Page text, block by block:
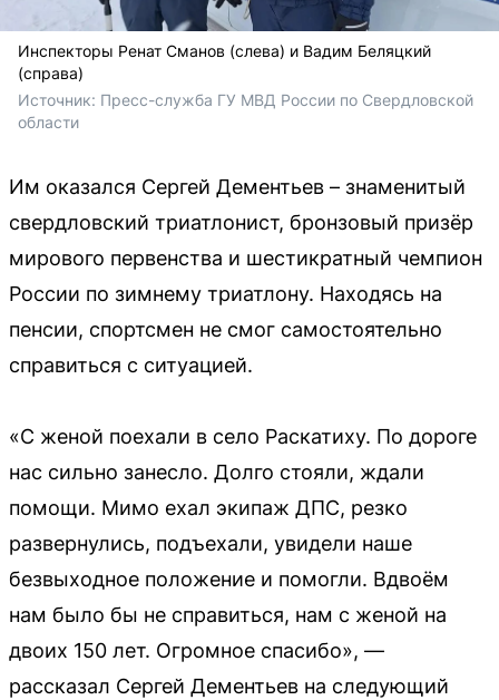
Инспекторы Ренат Сманов (слева) и Вадим Беляцкий
(справа)
Источник: Пресс-служба ГУ МВД России по Свердловской
области
Им оказался Сергей Дементьев – знаменитый
свердловский триатлонист, бронзовый призёр
мирового первенства и шестикратный чемпион
России по зимнему триатлону. Находясь на
пенсии, спортсмен не смог самостоятельно
справиться с ситуацией.
«С женой поехали в село Раскатиху. По дороге
нас сильно занесло. Долго стояли, ждали
помощи. Мимо ехал экипаж ДПС, резко
развернулись, подъехали, увидели наше
безвыходное положение и помогли. Вдвоём
нам было бы не справиться, нам с женой на
двоих 150 лет. Огромное спасибо», —
рассказал Сергей Дементьев на следующий